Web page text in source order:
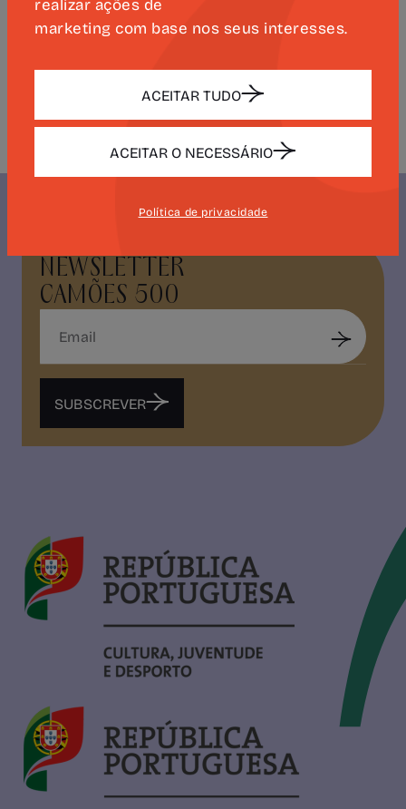
uma capa dura, e será disponibilizada
com periodicidade mensal (com início a
28 de junho de 2025 e termo a 25 de
abril de 2026).
NEWSLETTER
CAMÕES 500
SUBSCREVER
realizar ações de
marketing com base nos seus interesses.
ACEITAR TUDO
ACEITAR O NECESSÁRIO
Política de privacidade